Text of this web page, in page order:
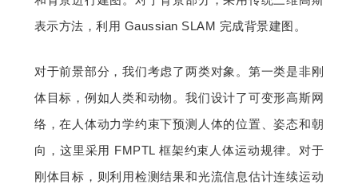
表示方法，利用 Gaussian SLAM 完成背景建图。
对于前景部分，我们考虑了两类对象。第一类是非刚
体目标，例如人类和动物。我们设计了可变形高斯网
络，在人体动力学约束下预测人体的位置、姿态和朝
向，这里采用 FMPTL 框架约束人体运动规律。对于
刚体目标，则利用检测结果和光流信息估计连续运动